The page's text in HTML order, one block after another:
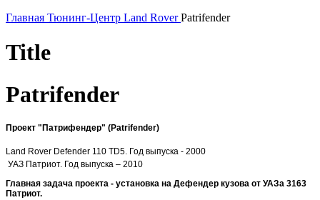
Главная Тюнинг-Центр Land RoverPatrifender
Title
Patrifender
Проект "Патрифендер" (Patrifender)
Land Rover Defender 110 TD5. Год выпуска - 2000
УАЗ Патриот. Год выпуска – 2010
Главная задача проекта - установка на Дефендер кузова от УАЗа 3163
Патриот.